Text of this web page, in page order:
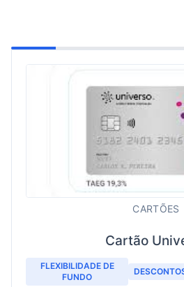
CARTÕES
Cartão
FLEXIBILIDADE DE
FUNDO